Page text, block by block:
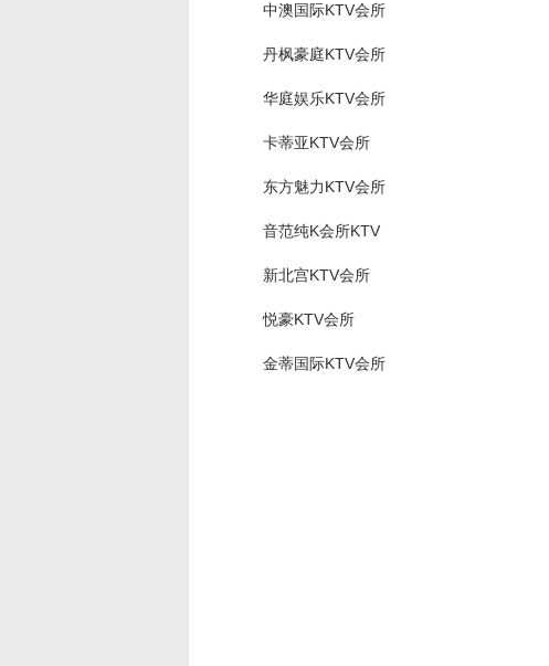
中澳国际KTV会所
丹枫豪庭KTV会所
华庭娱乐KTV会所
卡蒂亚KTV会所
东方魅力KTV会所
音范纯K会所KTV
新北宫KTV会所
悦豪KTV会所
金蒂国际KTV会所